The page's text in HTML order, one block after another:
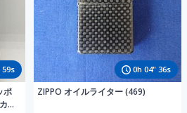
58s
ポ
ウ
0h 04" 35s
ZIPPO オイルライター (469)